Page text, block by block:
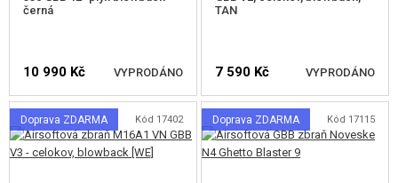
černá
10 990 Kč VYPRODÁNO
HLÍDAT DOSTUPNOST
TAN
7 590 Kč VYPRODÁNO
HLÍDAT DOSTUPNOST
Doprava ZDARMA Kód 17402 Doprava ZDARMA Kód 17115